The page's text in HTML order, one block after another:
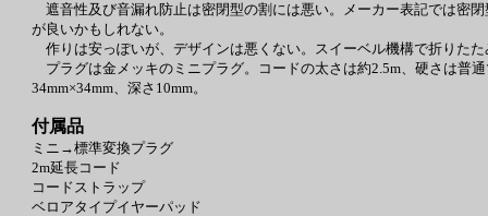
遮音性及び音漏れ防止は密閉型の割には悪い。メーカー表記では密
が良いかもしれない。
作りは安っぽいが、デザインは悪くない。スイーベル機構で折りたた
プラグは金メッキのミニプラグ。コードの太さは約2.5m、硬さは普
34mm×34mm、深さ10mm。
付属品
ミニ→標準変換プラグ
2m延長コード
コードストラップ
ベロアタイプイヤーパッド